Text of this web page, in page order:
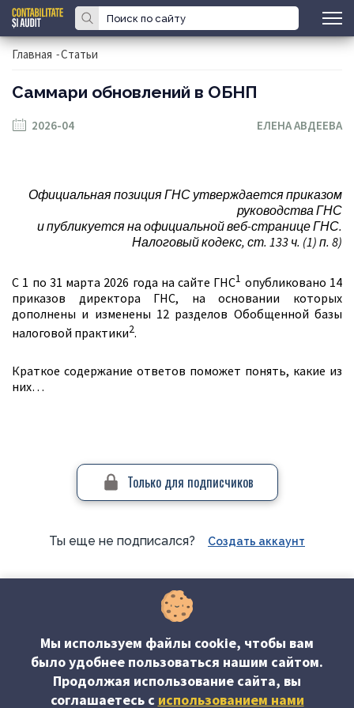
Главная -Статьи
Саммари обновлений в ОБНП
2026-04 ЕЛЕНА АВДЕЕВА
Официальная позиция ГНС утверждается приказом
руководства ГНС
и публикуется на официальной веб-странице ГНС.
Налоговый кодекс, ст. 133 ч. (1) п. 8)
С 1 по 31 марта 2026 года на сайте ГНС1 опубликовано 14
приказов директора ГНС, на основании которых
дополнены и изменены 12 разделов Обобщенной базы
налоговой практики2.
Краткое содержание ответов поможет понять, какие из
них…
Только для подписчиков
Ты еще не подписался? Создать аккаунт
Мы используем файлы cookie, чтобы вам
было удобнее пользоваться нашим сайтом.
Продолжая использование сайта, вы
соглашаетесь c использованием нами